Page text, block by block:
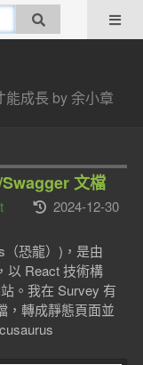
成長 by 余小章
文檔
2024-12-30
恐龍）)，是由
以 React 技術構
。我在 Survey 有
，轉成靜態頁面並